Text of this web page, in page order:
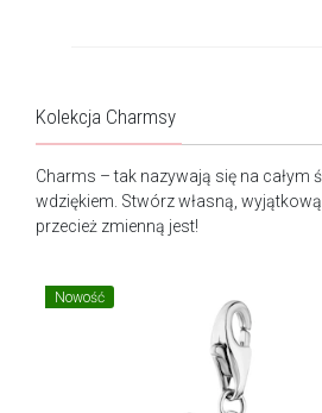
Kolekcja Charmsy
Charms – tak nazywają się na
wdziękiem. Stwórz własną,
przecież zmienną jest!
Nowość